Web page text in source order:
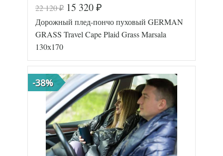
Код товара
577-726
Артикул
GG-25131
7
покрывала
Ткань
Лаке/
Батист
Производитель
German
Grass
(Австрия)
22 120₽ 15 320 ₽
Дорожный плед-пончо пуховый GERMAN
GRASS Travel Cape Plaid Grass Marsala
130х170
-38%